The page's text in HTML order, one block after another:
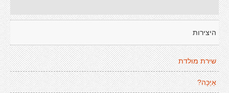
היצירות
שירת מולדת
אַיֶכָּה?